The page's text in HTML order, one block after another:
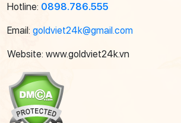
Hotline: 0898.786.555
Email: goldviet24k@gmail.com
Website: www.goldviet24k.vn